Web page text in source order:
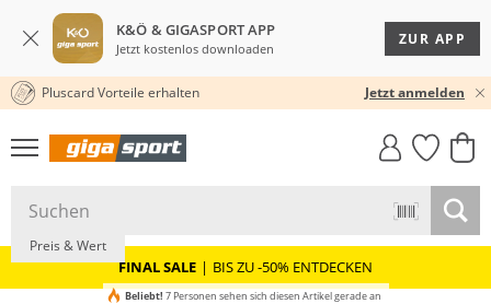
K&Ö & GIGASPORT APP
Jetzt kostenlos downloaden
ZUR APP
30 TAGE RÜCKGABERECHT
Pluscard Vorteile erhalten Jetzt anmelden
GIGASTYLE
FAHRRAD­
MUST-HAVE
FINAL SALE | BIS ZU -50% ENTDECKEN
Preis & Wert
Beliebt! 7 Personen sehen sich diesen Artikel gerade an